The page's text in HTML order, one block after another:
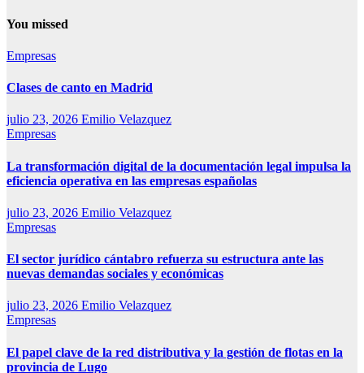
You missed
Empresas
Clases de canto en Madrid
julio 23, 2026 Emilio Velazquez
Empresas
La transformación digital de la documentación legal impulsa la
eficiencia operativa en las empresas españolas
julio 23, 2026 Emilio Velazquez
Empresas
El sector jurídico cántabro refuerza su estructura ante las
nuevas demandas sociales y económicas
julio 23, 2026 Emilio Velazquez
Empresas
El papel clave de la red distributiva y la gestión de flotas en la
provincia de Lugo